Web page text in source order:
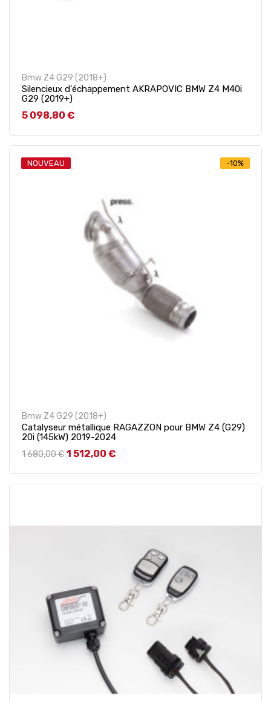
Bmw Z4 G29 (2018+)
Silencieux d'échappement AKRAPOVIC BMW Z4 M40i
G29 (2019+)
Prix
5 098,80 €
Bmw Z4 G29 (2018+)
Catalyseur métallique RAGAZZON pour BMW Z4 (G29)
20i (145kW) 2019-2024
Prix de base
1 680,00 € Prix
1 512,00 €
NOUVEAU -10%